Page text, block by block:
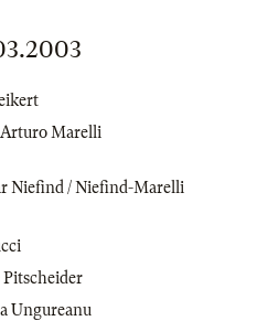
Marelli
Niefind / Niefind-Marelli
Pitscheider
Ungureanu